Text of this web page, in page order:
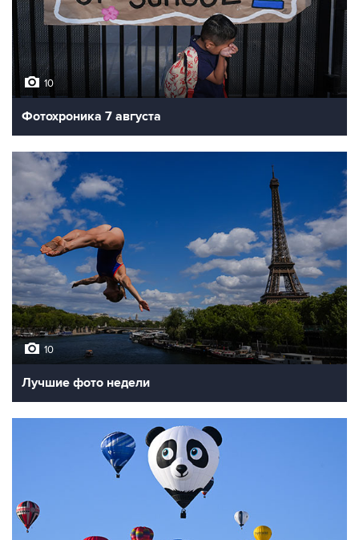
10
Фотохроника 7 августа
10
Лучшие фото недели